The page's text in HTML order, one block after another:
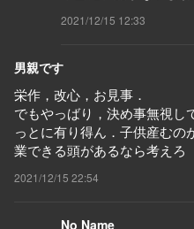
2021/12/15 12:33
男親です
栄作，改心，お見事．
でもやっばり，決め事無視し
っとに有り得ん．子供産むの
業できる頭があるなら考えろ
2021/12/15 22:54
No Name